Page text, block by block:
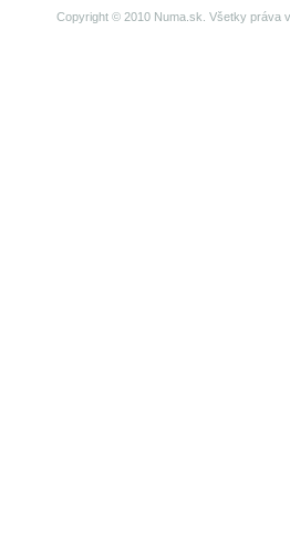
Copyright © 2010 Numa.sk. Všetky práva